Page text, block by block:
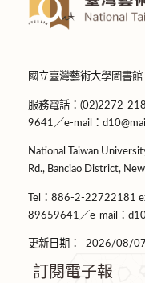
國立臺灣藝術大學圖書
服務電話：(02)2272-
9641／e-mail：
National Taiwan
Rd., Banciao District,
Tel：886-2-22722181
89659641／e-mail：
更新日期： 2026/08/07
訂閱電子報